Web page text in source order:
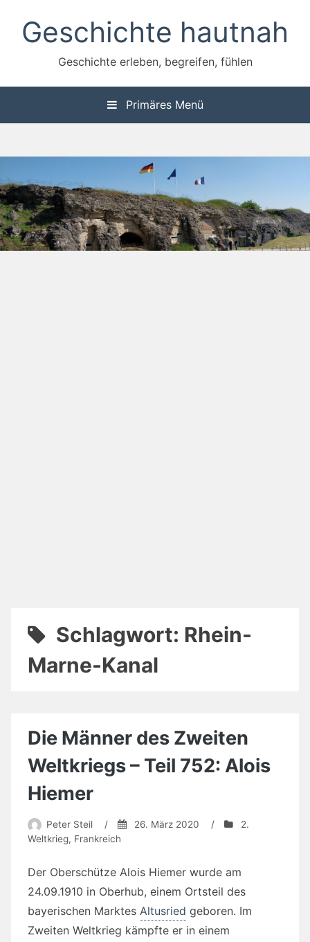
Inhalt
springenGeschichte hautnah
Geschichte erleben, begreifen, fühlen
Primäres Menü
Schlagwort: Rhein-
Marne-Kanal
Die Männer des Zweiten
Weltkriegs – Teil 752: Alois
Hiemer
Peter Steil / 26. März 2020 /
2.
Weltkrieg, Frankreich
Der Oberschütze Alois Hiemer wurde am
24.09.1910 in Oberhub, einem Ortsteil des
bayerischen Marktes Altusried geboren. Im
Zweiten Weltkrieg kämpfte er in einem